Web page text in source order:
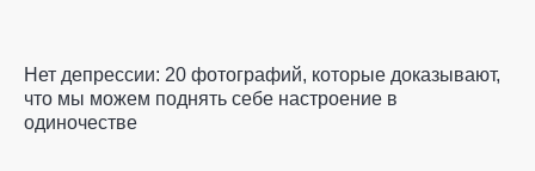
Нет депрессии: 20 фотографий, которые доказывают,
что мы можем поднять себе настроение в
одиночестве